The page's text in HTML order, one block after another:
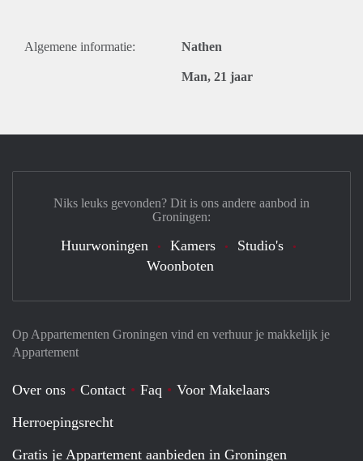
Algemene informatie: Nathen
Man, 21 jaar
Op Appartementen Groningen vind en verhuur je makkelijk je
Appartement
Over ons Contact Faq
Voor Makelaars
Herroepingsrecht
Gratis je Appartement aanbieden in Groningen
Niks leuks gevonden? Dit is ons andere aanbod in
Groningen:
Huurwoningen Kamers
Studio's
Woonboten